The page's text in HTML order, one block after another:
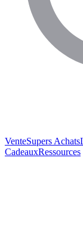
VenteSupers Achats
CadeauxRessources